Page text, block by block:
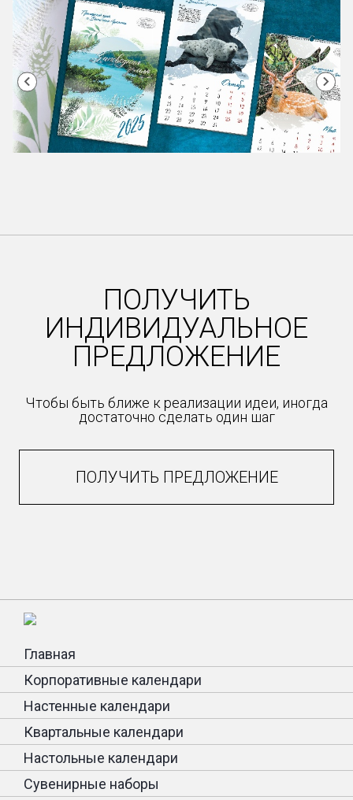
of
ПОЛУЧИТЬ
ИНДИВИДУАЛЬНОЕ
ПРЕДЛОЖЕНИЕ
Чтобы быть ближе к реализации идеи, иногда
достаточно сделать один шаг
ПОЛУЧИТЬ ПРЕДЛОЖЕНИЕ
Главная
Корпоративные календари
Настенные календари
Квартальные календари
Настольные календари
Сувенирные наборы